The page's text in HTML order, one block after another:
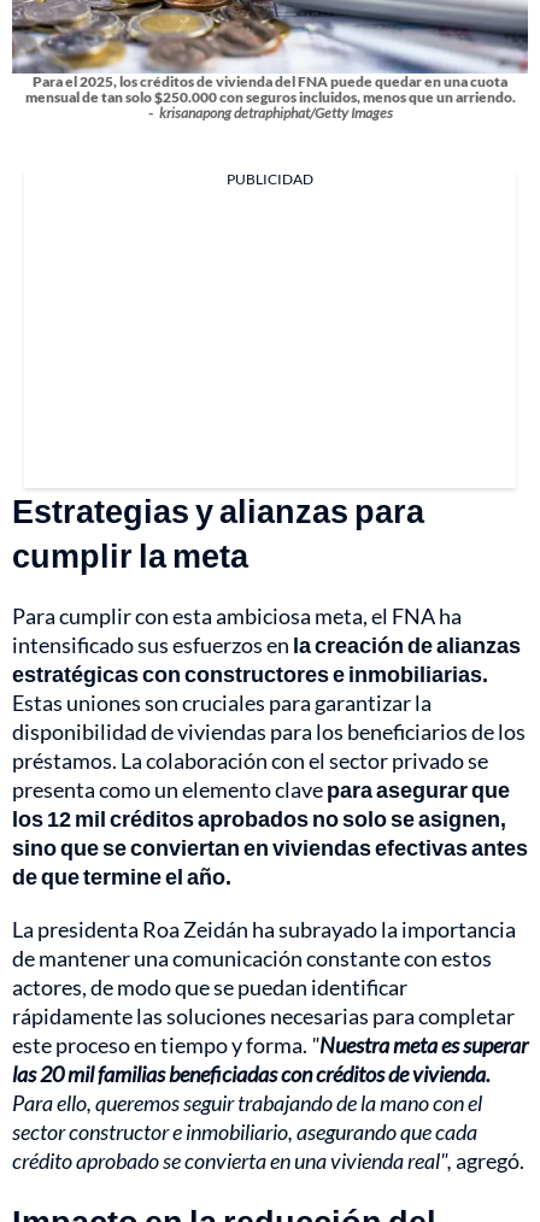
Para el 2025, los créditos de vivienda del FNA puede quedar en una cuota
mensual de tan solo $250.000 con seguros incluidos, menos que un arriendo.
- krisanapong detraphiphat/Getty Images
PUBLICIDAD
Estrategias y alianzas para
cumplir la meta
Para cumplir con esta ambiciosa meta, el FNA ha
intensificado sus esfuerzos en la creación de alianzas
estratégicas con constructores e inmobiliarias.
Estas uniones son cruciales para garantizar la
disponibilidad de viviendas para los beneficiarios de los
préstamos. La colaboración con el sector privado se
presenta como un elemento clavepara asegurar que
los 12 mil créditos aprobados no solo se asignen,
sino que se conviertan en viviendas efectivas antes
de que termine el año.
La presidenta Roa Zeidán ha subrayado la importancia
de mantener una comunicación constante con estos
actores, de modo que se puedan identificar
rápidamente las soluciones necesarias para completar
este proceso en tiempo y forma. "Nuestra meta es superar
las 20 mil familias beneficiadas con créditos de vivienda.
Para ello, queremos seguir trabajando de la mano con el
sector constructor e inmobiliario, asegurando que cada
crédito aprobado se convierta en una vivienda real",agregó.